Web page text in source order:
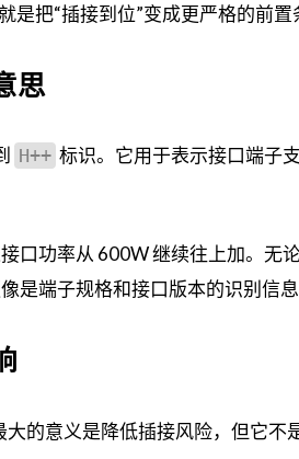
是把“插接到位”变成更严格的前置
思
H++ 标识。它用于表示接口端子
口功率从 600W 继续往上加。无
是端子规格和接口版本的识别信
大的意义是降低插接风险，但它不